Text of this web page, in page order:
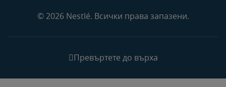
© 2026 Nestlé. Всички права запазени.
Превъртете до върха